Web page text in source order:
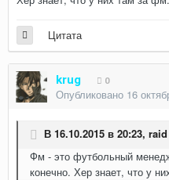
Цитата
krug 0
Опубликовано 16
В 16.10.2015 в 20:23,
Фм - это футбольный
конечно. Хер знает, что у